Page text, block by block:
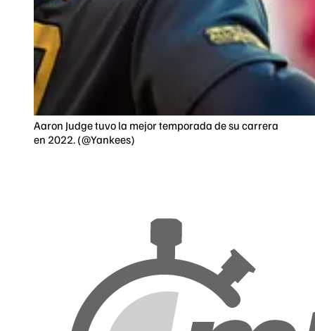
Aaron Judge tuvo la mejor temporada de su carrera
en 2022. (@Yankees)